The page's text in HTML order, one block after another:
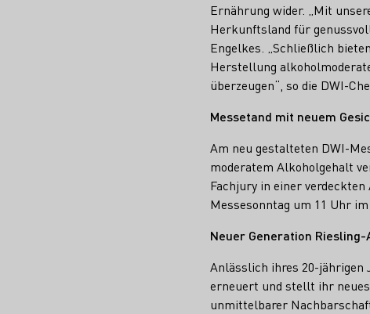
Ernährung wider. „Mit
Herkunftsland für
Engelkes. „Schließlich
Herstellung
überzeugen“, so die DWI-
Messetand mit neuem
Am neu gestalteten DWI-
moderatem Alkoholgehalt
Fachjury in einer
Messesonntag um 11 Uhr
Neuer Generation
Anlässlich ihres 20-jährigen
erneuert und stellt ihr neues
unmittelbarer